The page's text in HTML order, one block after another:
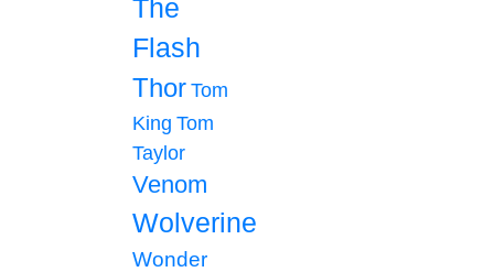
The
Flash
Thor Tom
King Tom
Taylor
Venom
Wolverine
Wonder